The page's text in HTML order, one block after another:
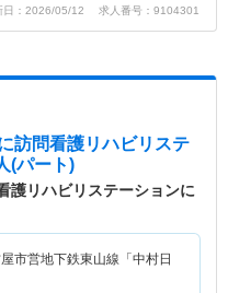
日：2026/05/12 求人番号：9104301
訪問看護リハビリステ
(パート)
護リハビリステーションに
市営地下鉄東山線「中村日